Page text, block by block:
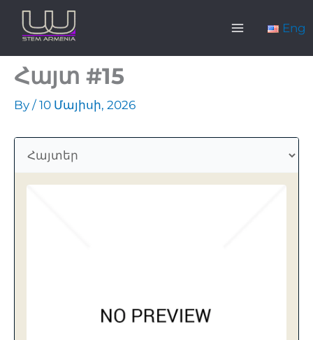
Skip
content
Eng
Հայտ #15
By / 10 Մայիսի, 2026